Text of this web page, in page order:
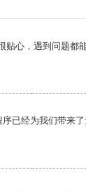
贴心，遇到问题都
已经为我们带来